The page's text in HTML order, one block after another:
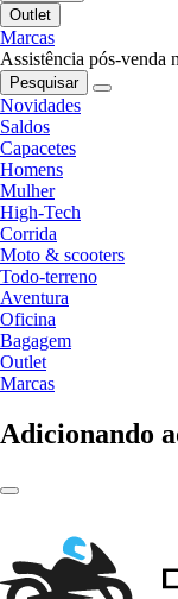
Outlet
Marcas
Assistência pós-venda
Pesquisar
Novidades
Saldos
Capacetes
Homens
Mulher
High-Tech
Corrida
Moto & scooters
Todo-terreno
Aventura
Oficina
Bagagem
Outlet
Marcas
Adicionando